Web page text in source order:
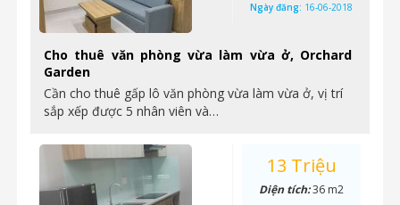
Cho thuê văn phòng vừa làm vừa ở, Orchard
Garden
Cần cho thuê gấp lô văn phòng vừa làm vừa ở, vị trí
sắp xếp được 5 nhân viên và…
Ngày đăng: 16-06-2018
13 Triệu
Diện tích:36 m2